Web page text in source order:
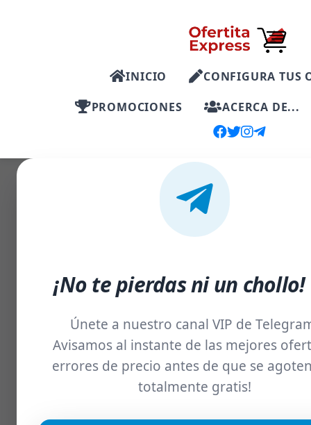
INICIO
CONFIGURA TUS
PROMOCIONES
ACERCA DE...
¡No te pierdas ni un
Únete a nuestro canal VIP de
Avisamos al instante de las mejores
errores de precio antes de que se
totalmente gratis!